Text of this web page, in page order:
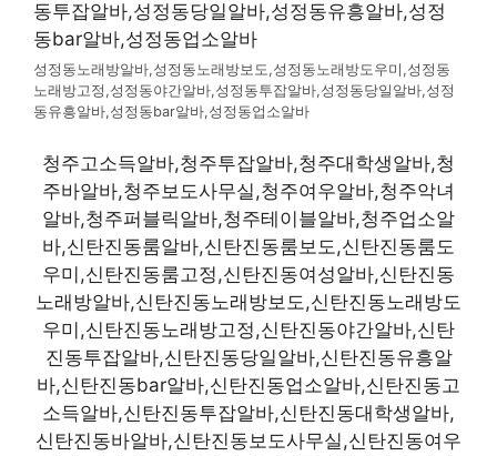
성정동노래방알바,성정동노래방보도,성정동노래방도우미,성정동
노래방고정,성정동야간알바,성정동투잡알바,성정동당일알바,성정
동유흥알바,성정동bar알바,성정동업소알바
청주고소득알바,청주투잡알바,청주대학생알바,청
주바알바,청주보도사무실,청주여우알바,청주악녀
알바,청주퍼블릭알바,청주테이블알바,청주업소알
바,신탄진동룸알바,신탄진동룸보도,신탄진동룸도
우미,신탄진동룸고정,신탄진동여성알바,신탄진동
노래방알바,신탄진동노래방보도,신탄진동노래방도
우미,신탄진동노래방고정,신탄진동야간알바,신탄
진동투잡알바,신탄진동당일알바,신탄진동유흥알
바,신탄진동bar알바,신탄진동업소알바,신탄진동고
소득알바,신탄진동투잡알바,신탄진동대학생알바,
신탄진동바알바,신탄진동보도사무실,신탄진동여우